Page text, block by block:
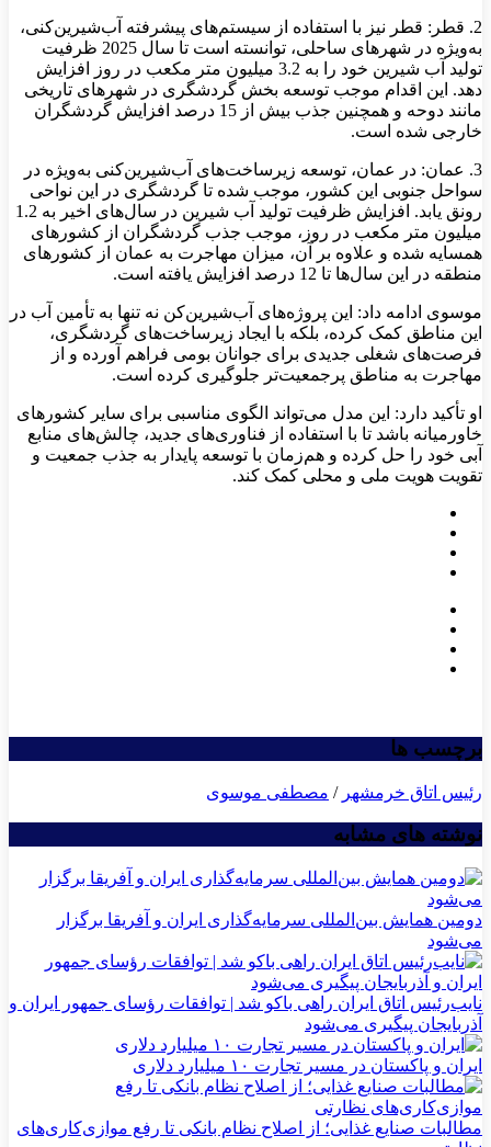
2. قطر: قطر نیز با استفاده از سیستم‌های پیشرفته آب‌شیرین‌کنی،
به‌ویژه در شهرهای ساحلی، توانسته است تا سال 2025 ظرفیت
تولید آب شیرین خود را به 3.2 میلیون متر مکعب در روز افزایش
دهد. این اقدام موجب توسعه بخش گردشگری در شهرهای تاریخی
مانند دوحه و همچنین جذب بیش از 15 درصد افزایش گردشگران
خارجی شده است.
3. عمان: در عمان، توسعه زیرساخت‌های آب‌شیرین‌کنی به‌ویژه در
سواحل جنوبی این کشور، موجب شده تا گردشگری در این نواحی
رونق یابد. افزایش ظرفیت تولید آب شیرین در سال‌های اخیر به 1.2
میلیون متر مکعب در روز، موجب جذب گردشگران از کشورهای
همسایه شده و علاوه بر آن، میزان مهاجرت به عمان از کشورهای
منطقه در این سال‌ها تا 12 درصد افزایش یافته است.
موسوی ادامه داد: این پروژه‌های آب‌شیرین‌کن نه تنها به تأمین آب در
این مناطق کمک کرده‌، بلکه با ایجاد زیرساخت‌های گردشگری،
فرصت‌های شغلی جدیدی برای جوانان بومی فراهم آورده و از
مهاجرت به مناطق پرجمعیت‌تر جلوگیری کرده است.
او تأکید دارد: این مدل‌ می‌تواند الگوی مناسبی برای سایر کشورهای
خاورمیانه باشد تا با استفاده از فناوری‌های جدید، چالش‌های منابع
آبی خود را حل کرده و هم‌زمان با توسعه پایدار به جذب جمعیت و
تقویت هویت ملی و محلی کمک کند.
برچسب ها
رئیس اتاق خرمشهر / مصطفی موسوی
نوشته های مشابه
دومین همایش بین‌المللی سرمایه‌گذاری ایران و آفریقا برگزار
می‌شود
نایب‌رئیس اتاق ایران راهی باکو شد | توافقات رؤسای جمهور ایران و
آذربایجان پیگیری می‌شود
ایران و پاکستان در مسیر تجارت ۱۰ میلیارد دلاری
مطالبات صنایع غذایی؛ از اصلاح نظام بانکی تا رفع موازی‌کاری‌های